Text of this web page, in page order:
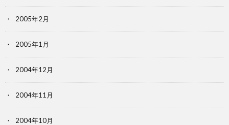
2005年2月
2005年1月
2004年12月
2004年11月
2004年10月